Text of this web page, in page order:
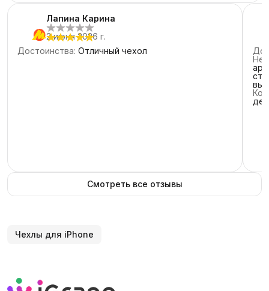
Лапина Карина
2 июня 2026 г.
Достоинства: Отличный чехол
Смотреть все отзывы
Чехлы для iPhone